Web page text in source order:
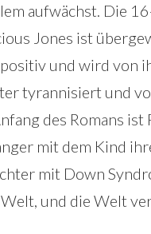
aufwächst. Die
Jones ist
und wird von
tyrannisiert und
des Romans ist
mit dem Kind
mit Down
und die Welt